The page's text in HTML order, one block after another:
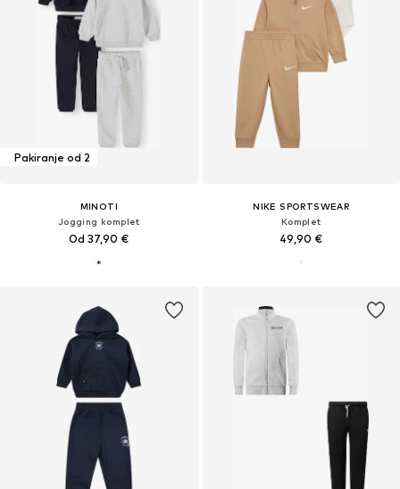
Pakiranje od 2
MINOTI
Jogging komplet
Od 37,90 €
NIKE SPORTSWEAR
Komplet
49,90 €